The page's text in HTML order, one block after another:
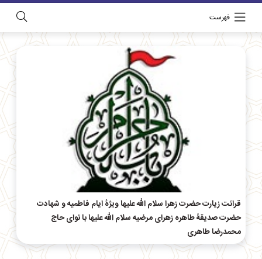
فهرست
قرائت زیارت حضرت زهرا سلام الله علیها ویژۀ ایام فاطمیه و شهادت
حضرت صدیقۀ طاهره زهرای مرضیه سلام الله علیها با نوای حاج
محمدرضا طاهری